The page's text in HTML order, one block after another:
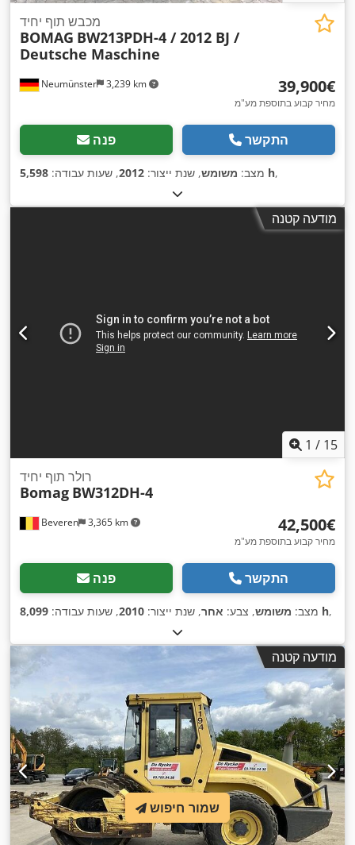
Neumünster 3,239 km
מכבש תוף יחיד
BOMAG BW213PDH-4 / 2012 BJ /
Deutsche Maschine
‏39,900 ‏€
מחיר קבוע בתוספת מע"מ
פנה התקשר
מצב: משומש, שנת ייצור: 2012, שעות עבודה: 5,598 h,
מודעה קטנה
1 / 15
Beveren 3,365 km
רולר תוף יחיד
Bomag BW312DH-4
‏42,500 ‏€
מחיר קבוע בתוספת מע"מ
פנה התקשר
מצב: משומש, צבע: אחר, שנת ייצור: 2010, שעות עבודה: 8,099 h,
מודעה קטנה
שמור חיפוש